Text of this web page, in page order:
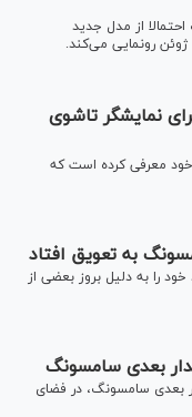
از مدل جدید
نمایشگر تاشوی
خود معرفی کرده است که
به تعویق افتاد
را به دلیل بروز بعضی از
از گلکسی نوت ۱۰، پرچمدار بعدی سامسونگ، در فضای